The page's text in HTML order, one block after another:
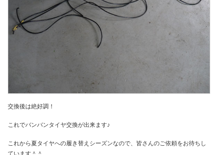
交換後は絶好調！
これでバンバンタイヤ交換が出来ます♪
これから夏タイヤへの履き替えシーズンなので、皆さんのご依頼をお待ちし
ています＾＾